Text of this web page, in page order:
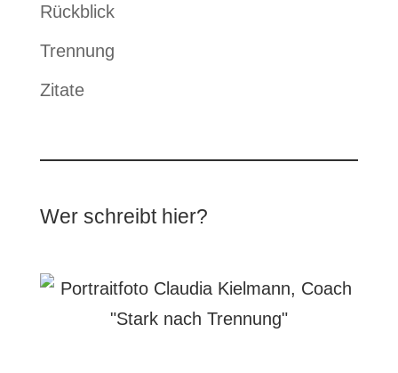
Rückblick
Trennung
Zitate
Wer schreibt hier?